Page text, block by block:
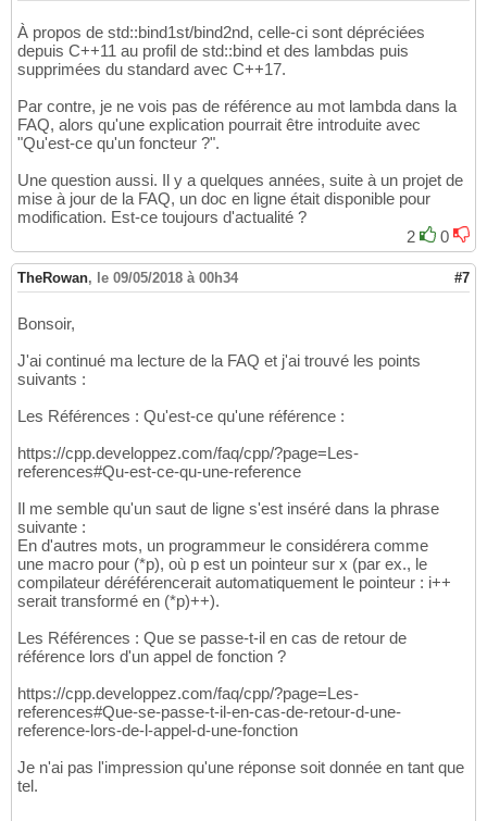
À propos de std::bind1st/bind2nd, celle-ci sont dépréciées
depuis C++11 au profil de std::bind et des lambdas puis
supprimées du standard avec C++17.
Par contre, je ne vois pas de référence au mot lambda dans la
FAQ, alors qu'une explication pourrait être introduite avec
"Qu'est-ce qu'un foncteur ?".
Une question aussi. Il y a quelques années, suite à un projet de
mise à jour de la FAQ, un doc en ligne était disponible pour
modification. Est-ce toujours d'actualité ?
2
0
TheRowan, le 09/05/2018 à 00h34 #7
Bonsoir,
J'ai continué ma lecture de la FAQ et j'ai trouvé les points
suivants :
Les Références : Qu'est-ce qu'une référence :
https://cpp.developpez.com/faq/cpp/?page=Les-
references#Qu-est-ce-qu-une-reference
Il me semble qu'un saut de ligne s'est inséré dans la phrase
suivante :
En d'autres mots, un programmeur le considérera comme
une macro pour (*p), où p est un pointeur sur x (par ex., le
compilateur déréférencerait automatiquement le pointeur : i++
serait transformé en (*p)++).
Les Références : Que se passe-t-il en cas de retour de
référence lors d'un appel de fonction ?
https://cpp.developpez.com/faq/cpp/?page=Les-
references#Que-se-passe-t-il-en-cas-de-retour-d-une-
reference-lors-de-l-appel-d-une-fonction
Je n'ai pas l'impression qu'une réponse soit donnée en tant que
tel.